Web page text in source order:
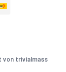
von trivialmass